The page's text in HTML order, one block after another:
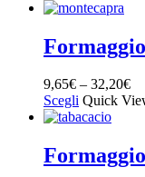
9,65€ – 32,20€
Scegli Quick